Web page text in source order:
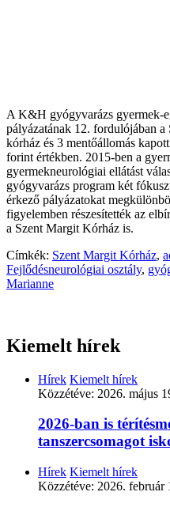
A K&H gyógyvarázs gyermek-
pályázatának 12. fordulójában
kórház és 3 mentőállomás
forint értékben. 2015-ben a
gyermekneurológiai ellátást
gyógyvarázs program két
érkező pályázatokat
figyelemben részesítették az
a Szent Margit Kórház is.
Címkék: Szent Margit Kórház,
Fejlődésneurológiai osztály,
Marianne
Kiemelt hírek
Hírek Kiemelt hírek
Közzétéve: 2026. május
2026-ban is
tanszercsomagot
Hírek Kiemelt hírek
Közzétéve: 2026. február